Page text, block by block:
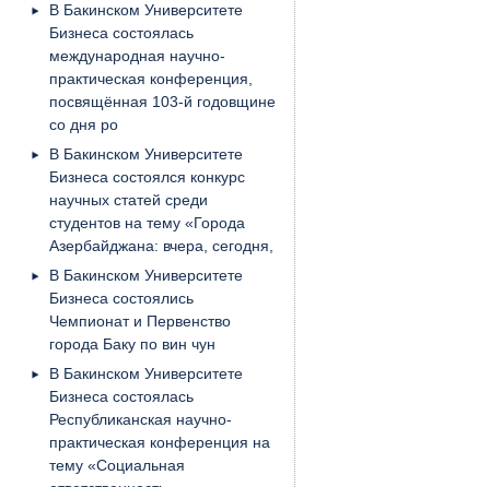
В Бакинском Университете
Бизнеса состоялась
международная научно-
практическая конференция,
посвящённая 103-й годовщине
со дня ро
В Бакинском Университете
Бизнеса состоялся конкурс
научных статей среди
студентов на тему «Города
Азербайджана: вчера, сегодня,
В Бакинском Университете
Бизнеса состоялись
Чемпионат и Первенство
города Баку по вин чун
В Бакинском Университете
Бизнеса состоялась
Республиканская научно-
практическая конференция на
тему «Социальная